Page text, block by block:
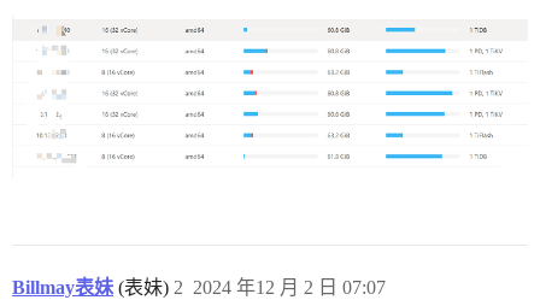
Billmay表妹 (表妹) 2024 年12 月 2 日 07:07
2